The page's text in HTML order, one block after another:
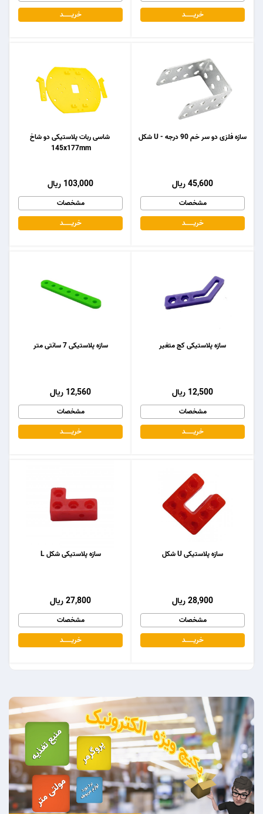
خریـــــــد خریـــــــد
شاسی ربات پلاستیکی دو شاخ
145x177mm
103,000 ریال
مشخصات
خریـــــــد
سازه فلزی دو سر خم 90 درجه - U شکل
45,600 ریال
مشخصات
خریـــــــد
سازه پلاستیکی 7 سانتی متر
12,560 ریال
مشخصات
خریـــــــد
سازه پلاستیکی کج متغیر
12,500 ریال
مشخصات
خریـــــــد
سازه پلاستیکی شکل L
27,800 ریال
مشخصات
خریـــــــد
سازه پلاستیکی U شکل
28,900 ریال
مشخصات
خریـــــــد